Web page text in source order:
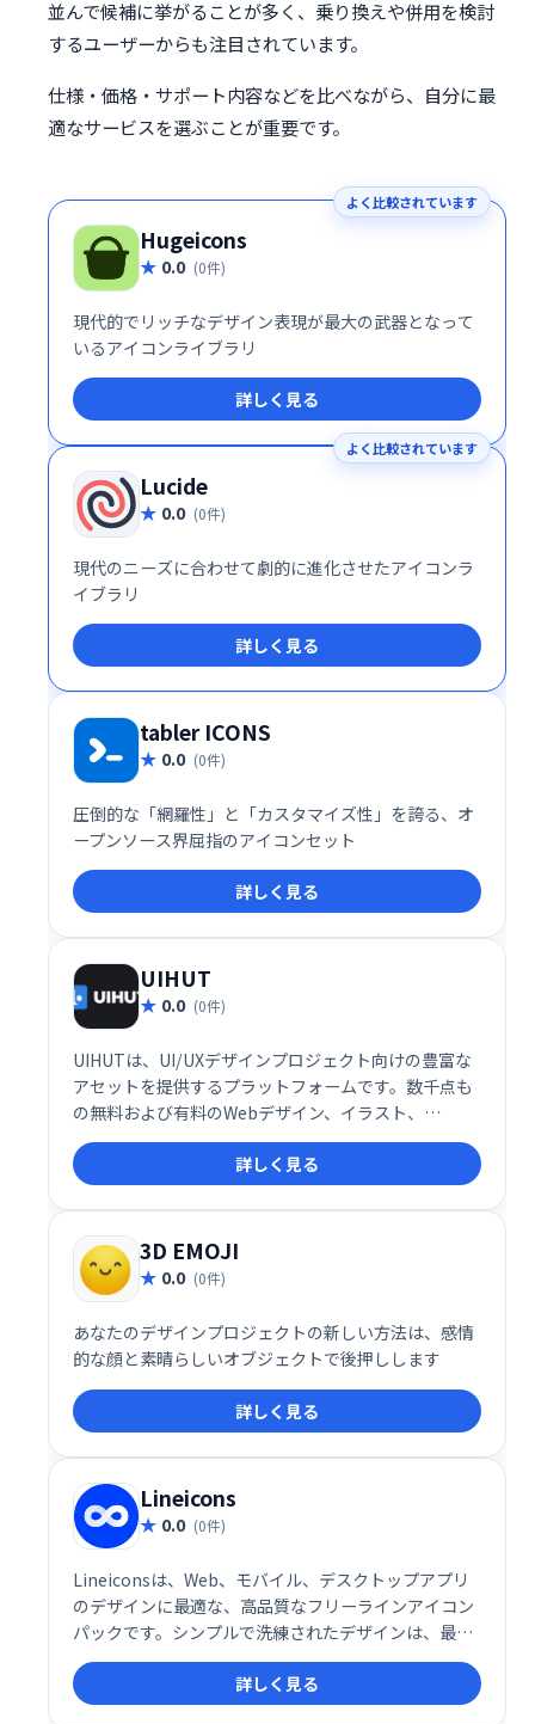
並んで候補に挙がることが多く、乗り換えや併用を検討
するユーザーからも注目されています。
仕様・価格・サポート内容などを比べながら、自分に最
適なサービスを選ぶことが重要です。
よく比較されています
Hugeicons
0.0 (0件)
現代的でリッチなデザイン表現が最大の武器となって
いるアイコンライブラリ
詳しく見る
よく比較されています
Lucide
0.0 (0件)
現代のニーズに合わせて劇的に進化させたアイコンラ
イブラリ
詳しく見る
tabler ICONS
0.0 (0件)
圧倒的な「網羅性」と「カスタマイズ性」を誇る、オ
ープンソース界屈指のアイコンセット
詳しく見る
UIHUT
0.0 (0件)
UIHUTは、UI/UXデザインプロジェクト向けの豊富な
アセットを提供するプラットフォームです。数千点も
の無料および有料のWebデザイン、イラスト、
Bootstrapテンプレート、Flutterアプリ、アイコン、
3Dイラスト、グラフィック素材をダウンロードできま
す。デザイン制作を効率化し、クオリティを高めるた
めの頼れるツールです。
詳しく見る
3D EMOJI
0.0 (0件)
あなたのデザインプロジェクトの新しい方法は、感情
的な顔と素晴らしいオブジェクトで後押しします
詳しく見る
Lineicons
0.0 (0件)
Lineiconsは、Web、モバイル、デスクトップアプリ
のデザインに最適な、高品質なフリーラインアイコン
パックです。シンプルで洗練されたデザインは、最新
のユーザーインターフェースに最適です。Web上で手
軽に利用でき、プロジェクトをより魅力的に演出しま
す。
詳しく見る